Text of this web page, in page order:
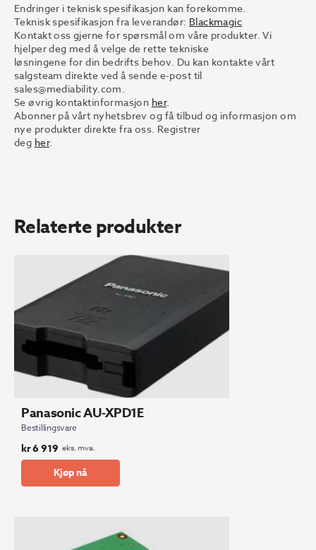
Endringer i teknisk spesifikasjon kan forekomme.
Teknisk spesifikasjon fra leverandør: Blackmagic
Kontakt oss gjerne for spørsmål om våre produkter. Vi
hjelper deg med å velge de rette tekniske
løsningene for din bedrifts behov. Du kan kontakte vårt
salgsteam direkte ved å sende e-post til
sales@mediability.com.
Se øvrig kontaktinformasjon her.
Abonner på vårt nyhetsbrev og få tilbud og informasjon om
nye produkter direkte fra oss. Registrer
deg her.
Relaterte produkter
Panasonic AU-XPD1E
Bestillingsvare
kr6 919 eks. mva.
Kjøp nå